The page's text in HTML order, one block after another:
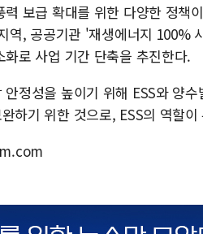
력 보급 확대를 위한 다양한 정책
역, 공공기관 '재생에너지 100%
로 사업 기간 단축을 추진한다.
정성을 높이기 위해 ESS와 양
하기 위한 것으로, ESS의 역할